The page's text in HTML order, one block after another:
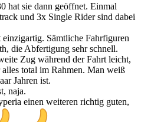
hat sie dann geöffnet. Einmal
und 3x Single Rider sind dabei
Sämtliche Fahrfiguren
die Abfertigung sehr schnell.
Zug während der Fahrt leicht,
total im Rahmen. Man weiß
Jahren ist.
naja.
einen weiteren richtig guten,